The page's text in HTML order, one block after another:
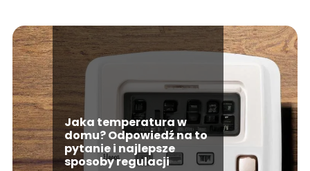
Jaka temperatura w
domu? Odpowiedź na to
pytanie i najlepsze
sposoby regulacji